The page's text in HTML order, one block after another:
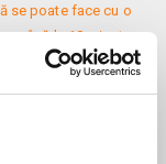
se poate face cu o
până la 10 minute
de 2 (nr. limitat), 3